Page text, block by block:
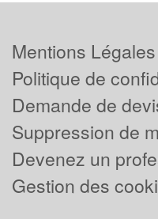
Mentions Légales
Politique de
Demande de
Suppression de
Devenez un
Gestion des